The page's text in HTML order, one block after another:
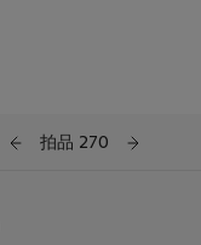
拍品 270